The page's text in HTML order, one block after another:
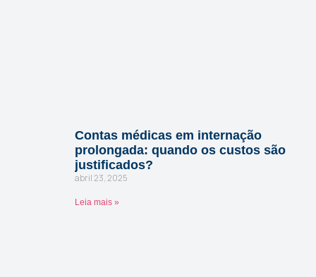
Contas médicas em internação
prolongada: quando os custos são
justificados?
abril 23, 2025
Leia mais »